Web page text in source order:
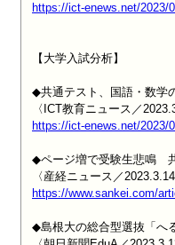
https://ict-enews.net/2023/
【大学入試分析】
◆共通テスト、国語・数学
https://ict-enews.net/2023/
◆ページ増で受験生悲鳴　
https://www.sankei.com/
◆島根大の総合型選抜「へ